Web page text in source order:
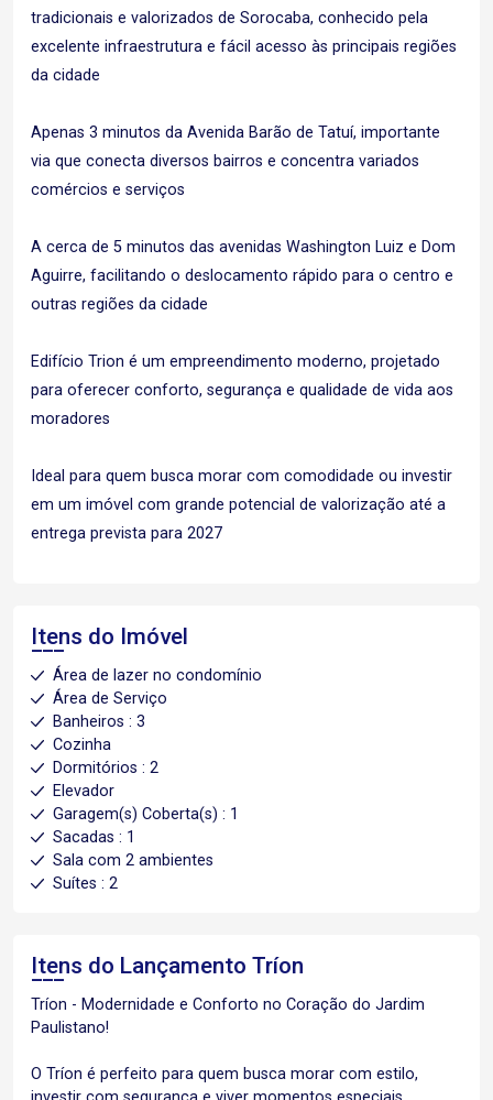
tradicionais e valorizados de Sorocaba, conhecido pela
excelente infraestrutura e fácil acesso às principais regiões
da cidade
Apenas 3 minutos da Avenida Barão de Tatuí, importante
via que conecta diversos bairros e concentra variados
comércios e serviços
A cerca de 5 minutos das avenidas Washington Luiz e Dom
Aguirre, facilitando o deslocamento rápido para o centro e
outras regiões da cidade
Edifício Trion é um empreendimento moderno, projetado
para oferecer conforto, segurança e qualidade de vida aos
moradores
Ideal para quem busca morar com comodidade ou investir
em um imóvel com grande potencial de valorização até a
entrega prevista para 2027
Itens do Imóvel
Área de lazer no condomínio
Área de Serviço
Banheiros : 3
Cozinha
Dormitórios : 2
Elevador
Garagem(s) Coberta(s) : 1
Sacadas : 1
Sala com 2 ambientes
Suítes : 2
Itens do Lançamento Tríon
Tríon - Modernidade e Conforto no Coração do Jardim
Paulistano!
O Tríon é perfeito para quem busca morar com estilo,